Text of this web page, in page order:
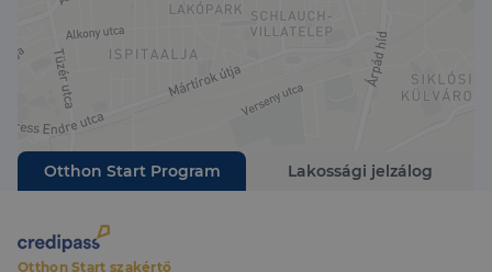
Otthon Start Program Lakossági jelzálog
Otthon Start szakértő